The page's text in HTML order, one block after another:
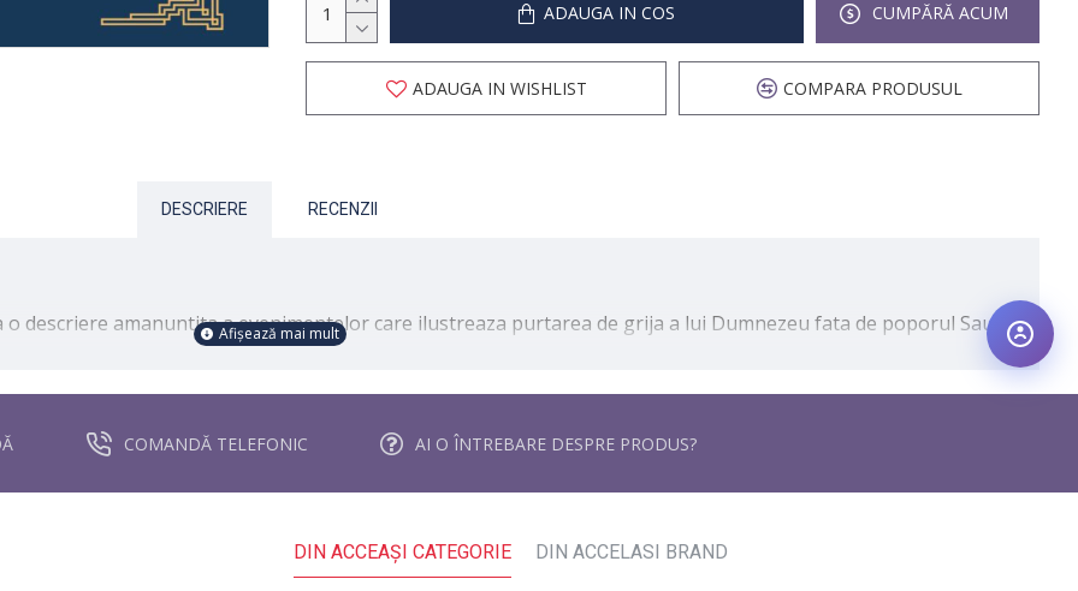
ADAUGA IN COS CUMPĂRĂ ACUM
ADAUGA IN WISHLIST COMPARA PRODUSUL
DESCRIERE RECENZII
descriere amanuntita a evenimentelor care ilustreaza purtarea de grija a lui Dumnezeu fata de poporul Sau,
manifestate in acele vremuri, autorul sugereaza citirea cartilor biblice Daniel si Neemia, carti care descriu
prezentate in aceasta carte.
fiecaui volum vin in ajutorul cititorilor avizi dupa mai multe informatii istorice si culturale.
COMANDĂ TELEFONIC AI O ÎNTREBARE DESPRE PRODUS?
DIN ACCEAŞI CATEGORIE DIN ACCELASI BRAND